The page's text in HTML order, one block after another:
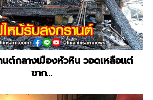
นต์กลางเมืองหัวหิน วอดเหลือแต่
ซาก…